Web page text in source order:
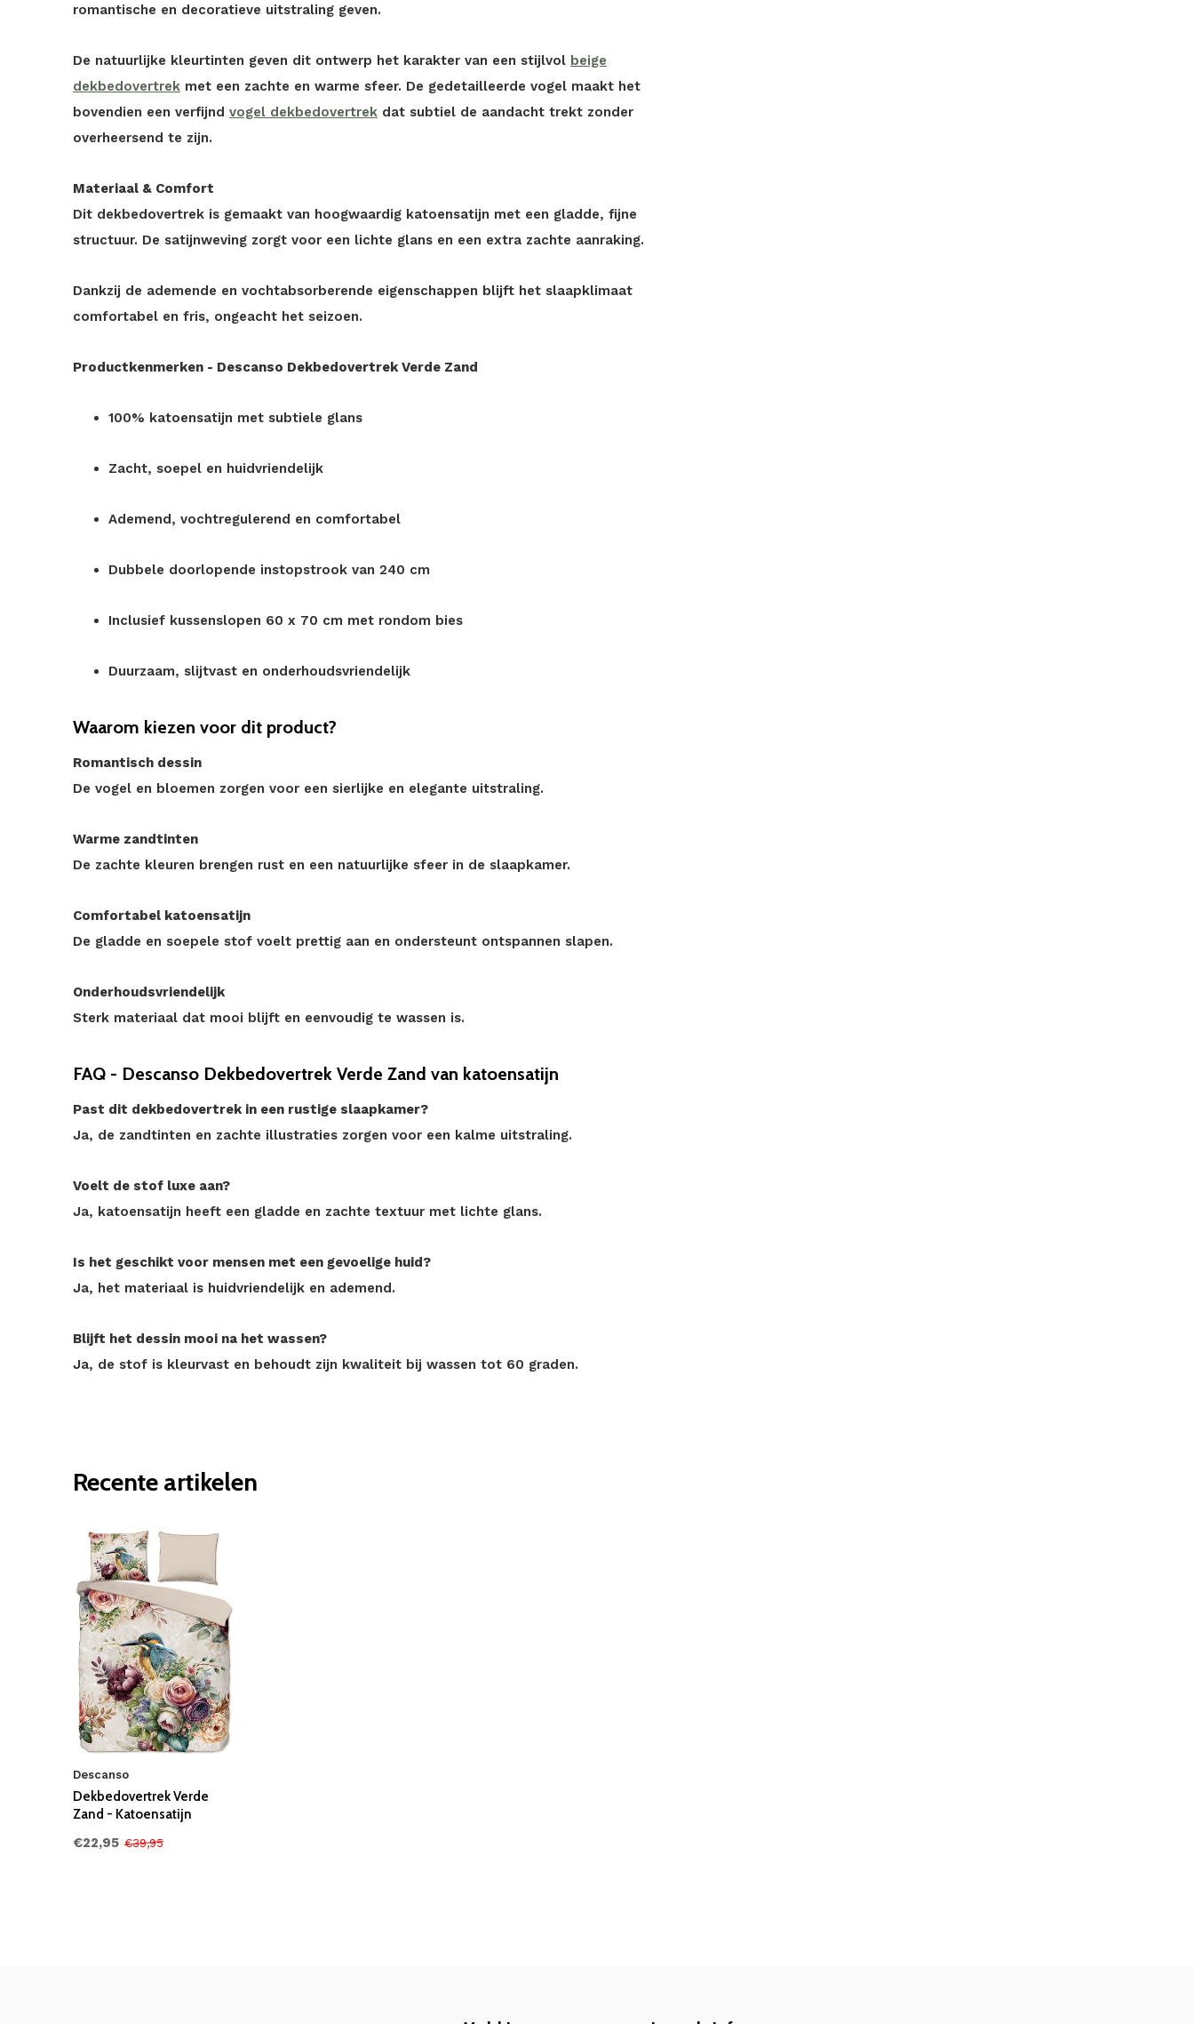
romantische en decoratieve uitstraling geven.
De natuurlijke kleurtinten geven dit ontwerp het karakter van een stijlvol beige
dekbedovertrek met een zachte en warme sfeer. De gedetailleerde vogel maakt het
bovendien een verfijnd vogel dekbedovertrek dat subtiel de aandacht trekt zonder
overheersend te zijn.
Materiaal & Comfort
Dit dekbedovertrek is gemaakt van hoogwaardig katoensatijn met een gladde, fijne
structuur. De satijnweving zorgt voor een lichte glans en een extra zachte aanraking.
Dankzij de ademende en vochtabsorberende eigenschappen blijft het slaapklimaat
comfortabel en fris, ongeacht het seizoen.
Productkenmerken - Descanso Dekbedovertrek Verde Zand
100% katoensatijn met subtiele glans
Zacht, soepel en huidvriendelijk
Ademend, vochtregulerend en comfortabel
Dubbele doorlopende instopstrook van 240 cm
Inclusief kussenslopen 60 x 70 cm met rondom bies
Duurzaam, slijtvast en onderhoudsvriendelijk
Waarom kiezen voor dit product?
Romantisch dessin
De vogel en bloemen zorgen voor een sierlijke en elegante uitstraling.
Warme zandtinten
De zachte kleuren brengen rust en een natuurlijke sfeer in de slaapkamer.
Comfortabel katoensatijn
De gladde en soepele stof voelt prettig aan en ondersteunt ontspannen slapen.
Onderhoudsvriendelijk
Sterk materiaal dat mooi blijft en eenvoudig te wassen is.
FAQ - Descanso Dekbedovertrek Verde Zand van katoensatijn
Past dit dekbedovertrek in een rustige slaapkamer?
Ja, de zandtinten en zachte illustraties zorgen voor een kalme uitstraling.
Voelt de stof luxe aan?
Ja, katoensatijn heeft een gladde en zachte textuur met lichte glans.
Is het geschikt voor mensen met een gevoelige huid?
Ja, het materiaal is huidvriendelijk en ademend.
Blijft het dessin mooi na het wassen?
Ja, de stof is kleurvast en behoudt zijn kwaliteit bij wassen tot 60 graden.
Recente artikelen
Descanso
Dekbedovertrek Verde
Zand - Katoensatijn
€22,95 €39,95